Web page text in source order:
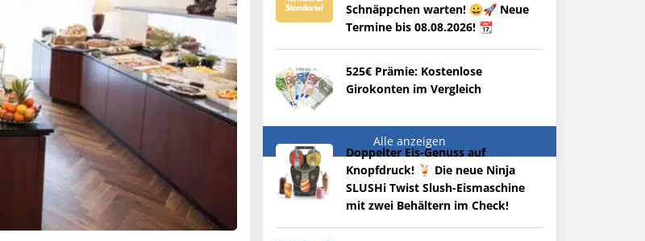
Schnäppchen warten! 😀🚀 Neue
Termine bis 08.08.2026! 📆
525€ Prämie: Kostenlose
Girokonten im Vergleich
Alle anzeigen
Doppelter Eis-Genuss auf
Knopfdruck! 🍹 Die neue Ninja
SLUSHi Twist Slush-Eismaschine
mit zwei Behältern im Check!